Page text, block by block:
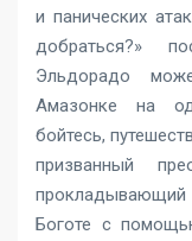
и панических
добраться?»
Эльдорадо
Амазонке на
бойтесь,
призванный
Боготе с